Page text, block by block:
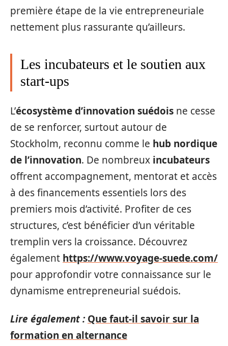
première étape de la vie entrepreneuriale
nettement plus rassurante qu’ailleurs.
Les incubateurs et le soutien aux
start-ups
L’écosystème d’innovation suédois ne cesse
de se renforcer, surtout autour de
Stockholm, reconnu comme le hub nordique
de l’innovation. De nombreux incubateurs
offrent accompagnement, mentorat et accès
à des financements essentiels lors des
premiers mois d’activité. Profiter de ces
structures, c’est bénéficier d’un véritable
tremplin vers la croissance. Découvrez
également https://www.voyage-suede.com/
pour approfondir votre connaissance sur le
dynamisme entrepreneurial suédois.
Lire également : Que faut-il savoir sur la
formation en alternance